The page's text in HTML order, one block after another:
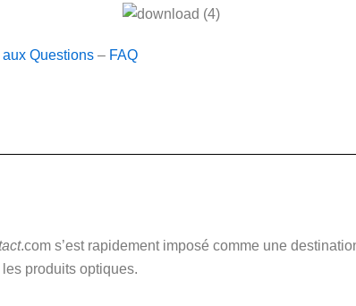
aux Questions– FAQ
.com s’est rapidement imposé comme une
produits optiques.